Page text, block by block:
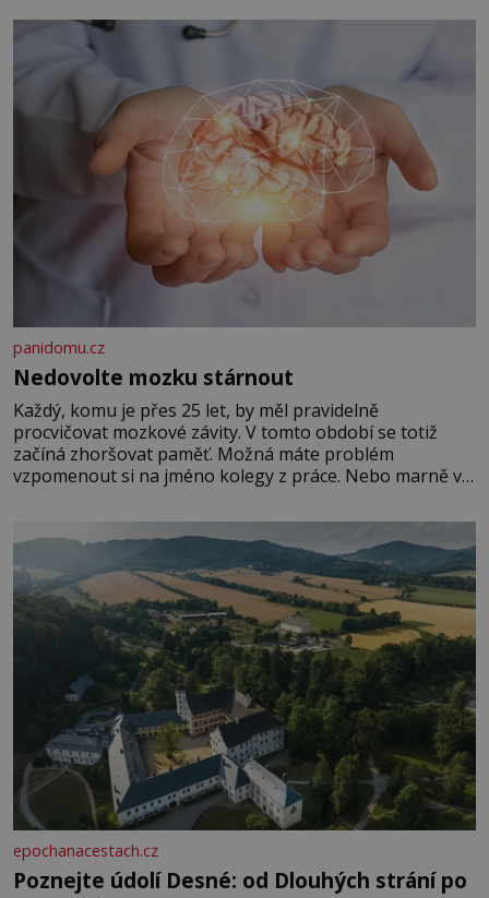
panidomu.cz
Nedovolte mozku stárnout
Každý, komu je přes 25 let, by měl pravidelně
procvičovat mozkové závity. V tomto období se totiž
začíná zhoršovat paměť. Možná máte problém
vzpomenout si na jméno kolegy z práce. Nebo marně v
Je to opravdu tak, s věkem jako kdyby se paměť
rozhodla stávkovat. Cvičte
epochanacestach.cz
Poznejte údolí Desné: od Dlouhých strání po